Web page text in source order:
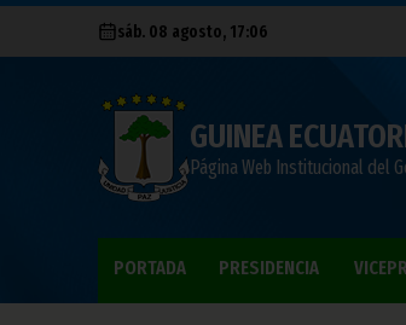
sáb. 08 agosto, 17:06
GUINEA
Página Web Institucional del
PORTADA PRESIDENCIA